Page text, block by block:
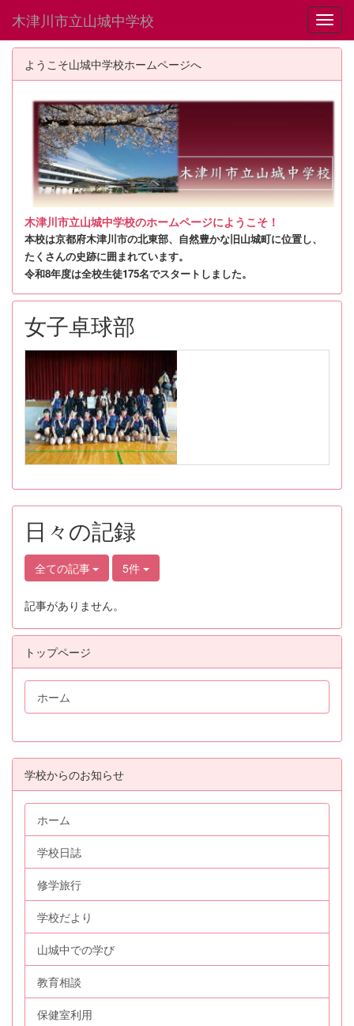
木津川市立山城中学校
ようこそ山城中学校ホームページへ
木津川市立山城中学校のホームページにようこそ！
本校は京都府木津川市の北東部、自然豊かな旧山城町に位置し、
たくさんの史跡に囲まれています。
令和8年度は全校生徒175名でスタートしました。
女子卓球部
日々の記録
全ての記事 5件
記事がありません。
トップページ
ホーム
学校からのお知らせ
ホーム
学校日誌
修学旅行
学校だより
山城中での学び
教育相談
保健室利用